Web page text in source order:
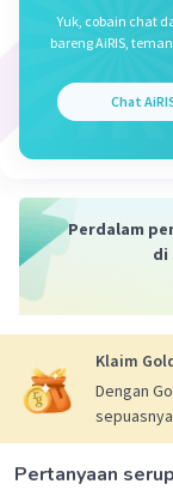
Yuk, cobain chat
bareng AiRIS,
Chat
Perdalam
di
Klaim
Dengan
Pertanyaan